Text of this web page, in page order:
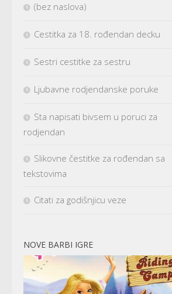
(bez naslova)
Cestitka za 18. rođendan decku
Sestri cestitke za sestru
Ljubavne rodjendanske poruke
Sta napisati bivsem u poruci za
rodjendan
Slikovne čestitke za rođendan sa
tekstovima
Citati za godišnjicu veze
NOVE BARBI IGRE